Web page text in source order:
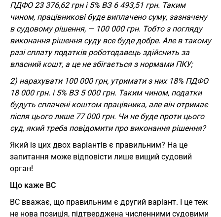
ПДФО 23 376,62 грн і 5% ВЗ 6 493,51 грн. Таким
чином, працівникові буде виплачено суму, зазначену
в судовому рішення, — 100 000 грн. Тобто з погляду
виконання рішення суду все буде добре. Але в такому
разі сплату податків роботодавець здійснить за
власний кошт, а це не збігається з нормами ПКУ;
2) нарахувати 100 000 грн, утримати з них 18% ПДФО
18 000 грн. і 5% ВЗ 5 000 грн. Таким чином, податки
будуть сплачені коштом працівника, але він отримає
після цього лише 77 000 грн. Чи не буде проти цього
суд, який треба повідомити про виконання рішення?
Який із цих двох варіантів є правильним? На це
запитання може відповісти лише вищий судовий
орган!
Що каже ВС
ВС вважає, що правильним є другий варіант. І це теж
не нова позиція, підтверджена численними судовими